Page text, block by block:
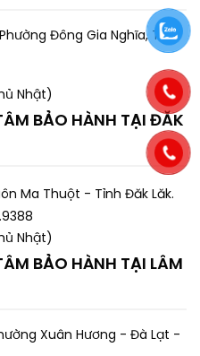
Đông Gia Nghĩa, Tỉnh
Nhật)
BẢO HÀNH TẠI ĐĂK
Ma Thuột - Tỉnh Đăk Lăk.
Nhật)
BẢO HÀNH TẠI LÂM
Xuân Hương - Đà Lạt -